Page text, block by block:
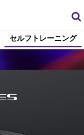
セルフトレーニング